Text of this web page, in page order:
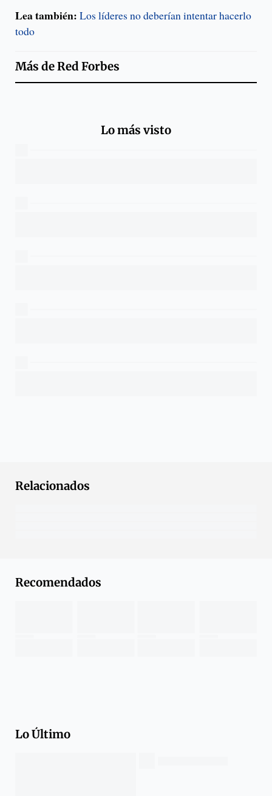
Lea también: Los líderes no deberían intentar hacerlo
todo
Más deRed Forbes
Lo más visto
Relacionados
Recomendados
Lo Último